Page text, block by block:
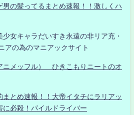
男の髪ってるまとめ速報！！激しくハ
女キャラだいすき永遠の非リア充・
アの為のマニアックサイト
ニメッフル） ひきこもりニートのオ
とめ速報！！大帝イタチにラリアッ
に必殺！パイルドライバー